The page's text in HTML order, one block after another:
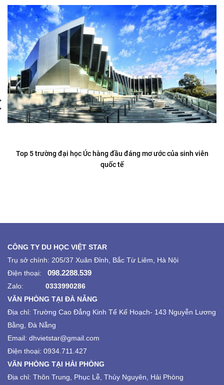
Top 5 trường đại học Úc hàng đầu đáng mơ ước của sinh viên
quốc tế
CÔNG TY DU HỌC VIỆT STAR
Trụ sở chính: 205/37 Xuân Đỉnh, Bắc Từ Liêm, Hà Nội
Điện thoại:
098.2288.539
Zalo: 0333990286
VĂN PHÒNG TẠI ĐÀ NẴNG
Địa chỉ: Trường Cao Đẳng Kinh Tế Kế Hoạch- 143 Nguyễn Lương
Bằng, Đà Nẵng
Email: dhvietstar@gmail.com
Điện thoại: 0934.711.427
VĂN PHÒNG TẠI HẢI PHÒNG
Địa chỉ: Thôn Trung, Phục Lễ, Thủy Nguyên, Hải Phòng